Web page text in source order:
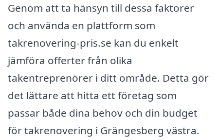
Genom att ta hänsyn till dessa faktorer
och använda en plattform som
takrenovering-pris.se kan du enkelt
jämföra offerter från olika
takentreprenörer i ditt område. Detta gör
det lättare att hitta ett företag som
passar både dina behov och din budget
för takrenovering i Grängesberg västra.